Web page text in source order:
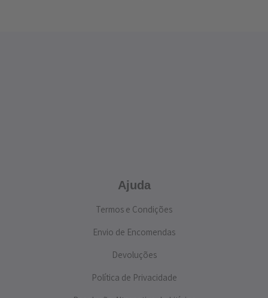
Ajuda
Termos e Condições
Envio de Encomendas
Devoluções
Política de Privacidade